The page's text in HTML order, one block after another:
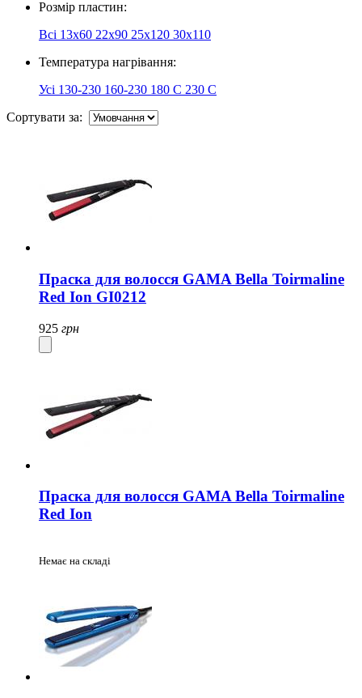
Розмір пластин:
Всі 13x60 22х90 25x120 30x110
Температура нагрівання:
Усі 130-230 160-230 180 C 230 С
Сортувати за:
Праска для волосся GAMA Bella Toirmaline
Red Ion GI0212
925 грн
Праска для волосся GAMA Bella Toirmaline
Red Ion
Немає на складі